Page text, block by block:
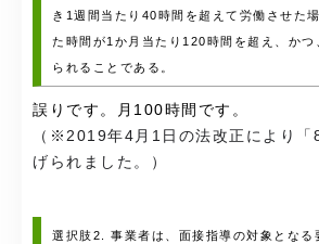
き1週間当たり40時間を超えて労働させた
た時間が1か月当たり120時間を超え、かつ
られることである。
誤りです。月100時間です。
（※2019年4月1日の法改正により「
げられました。）
選択肢2. 事業者は、面接指導の対象となる